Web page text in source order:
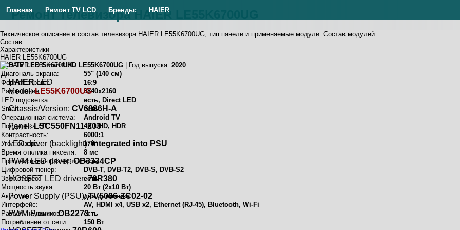
Главная Ремонт TV LCD Бренды: HAIER
Ремонт телевизора HAIER LE55K6700UG
Техническое описание и состав телевизора HAIER LE55K6700UG, тип панели и применяемые модули. Состав модулей.
Состав
Характеристики
HAIER LE55K6700UG
LCD TV LED Smart UHD LE55K6700UG | Год выпуска: 2020
Диагональ экрана:
55" (140 см)
Формат экрана:
16:9
Разрешение:
3840x2160
LED подсветка:
есть, Direct LED
Smart:
есть
Операционная система:
Android TV
Поддержка HD:
4K UHD, HDR
Контрастность:
6000:1
Угол обзора:
178°
Время отклика пикселя:
8 мс
Прогрессивная развёртка:есть
Цифровой тюнер:
DVB-T, DVB-T2, DVB-S, DVB-S2
Звук стерео:
есть
Мощность звука:
20 Вт (2х10 Вт)
Акустика:
два динамика
Интерфейс:
AV, HDMI x4, USB x2, Ethernet (RJ-45), Bluetooth, Wi-Fi
Разъём наушников:
есть
Потребление от сети:
150 Вт
HAIERLED
Model:LE55K6700UG
Chassis/Version: CV6886H-A
Panel:LSC550FN11-203
LED driver (backlight):integrated into PSU
PWM LED driver:OB3334CP
MOSFET LED driver:70R380
Power Supply (PSU):TV5006-ZC02-02
PWM Power:OB2273